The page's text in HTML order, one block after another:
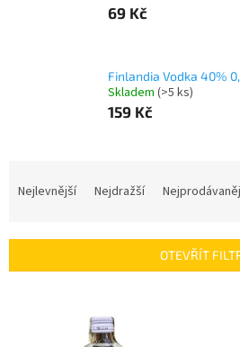
69 Kč
Finlandia Vodka 40%
Skladem (>5 ks)
159 Kč
í
Nejlevnější Nejdražší
OTEVŘÍT